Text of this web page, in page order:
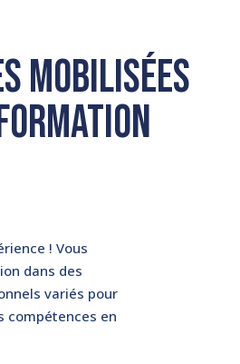
mobilisées
! Vous
dans des
variés pour
compétences en